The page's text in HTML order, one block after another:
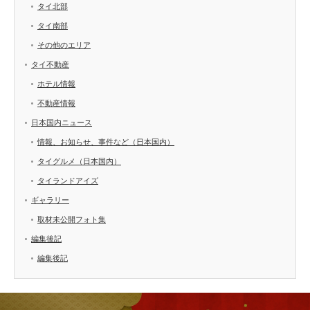
タイ北部
タイ南部
その他のエリア
タイ不動産
ホテル情報
不動産情報
日本国内ニュース
情報、お知らせ、事件など（日本国内）
タイグルメ（日本国内）
タイランドアイズ
ギャラリー
取材未公開フォト集
編集後記
編集後記